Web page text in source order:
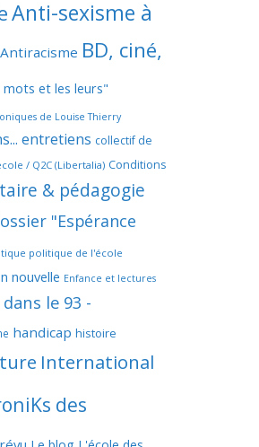
Anti-sexisme à
Antiracisme BD, ciné,
et les leurs"
de Louise Thierry
entretiens collectif de
/ Q2C (Libertalia) Conditions
& pédagogie
"Espérance
politique de l'école
nouvelle Enfance et lectures
le 93 -
handicap histoire
International
des